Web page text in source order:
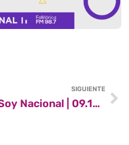
SIGUIENTE
Soy Nacional | 09.12.2023